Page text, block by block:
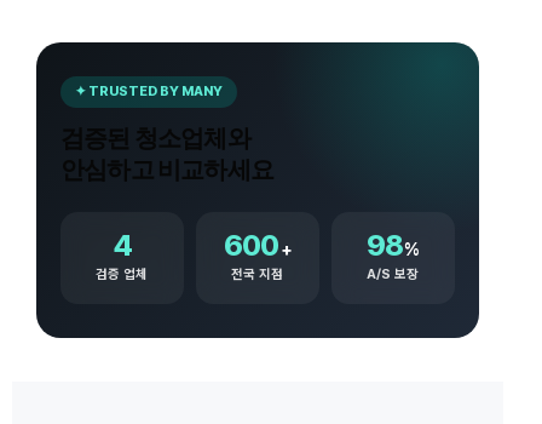
✦ TRUSTED BY MANY
검증된 청소업체와
안심하고 비교하세요
4
검증 업체
600+
전국 지점
98%
A/S 보장